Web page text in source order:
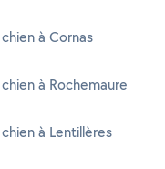
à Cornas
à Rochemaure
à Lentillères